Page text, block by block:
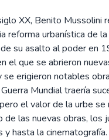
XX, Benito Mussolini
reforma urbanística de la
su asalto al poder en
el que se abrieron
se erigieron notables
Mundial traería
el valor de la urbe se
de las nuevas obras, los
y hasta la cinematografía.